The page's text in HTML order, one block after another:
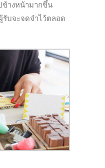
ข้างหน้ามากขึ้น
รับจะจดจำไว้ตลอด